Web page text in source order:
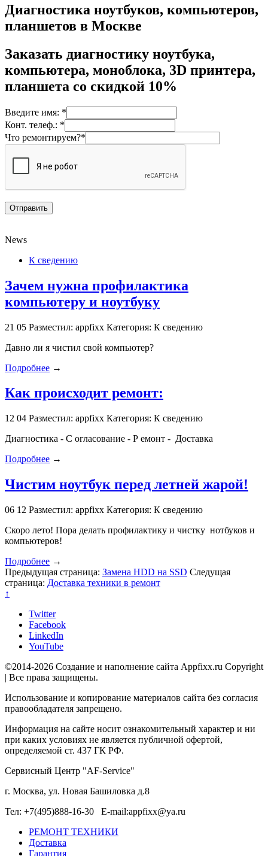
Диагностика ноутбуков, компьютеров,
планшетов в Москве
Заказать диагностику ноутбука,
компьютера, моноблока, 3D принтера,
планшета со скидкой 10%
Введите имя: *
Конт. телеф.: *
Что ремонтируем?*
News
К сведению
Зачем нужна профилактика
компьютеру и ноутбуку
21 05 Разместил: appfixx Категория: К сведению
Давно ли я чистил свой компьютер?
Подробнее →
Как происходит ремонт:
12 04 Разместил: appfixx Категория: К сведению
Диагностика - С огласование - Р емонт - Доставка
Подробнее →
Чистим ноутбук перед летней жарой!
06 12 Разместил: appfixx Категория: К сведению
Скоро лето! Пора делать профилактику и чистку нотбуков и
компьютеров!
Подробнее →
Предыдущая страница: Замена HDD на SSD Следущая
страница: Доставка техники в ремонт
↑
Twitter
Facebook
LinkedIn
YouTube
©2014-2026 Создание и наполнение сайта Appfixx.ru Copyright
| Все права защищены.
Использование и копирование материалов сайта без согласия
правообладателя запрещено.
Информация на сайте носит ознакомительный характер и ни
при каких условиях не является публичной офертой,
определяемой ст. 437 ГК РФ.
Сервисный Центр "AF-Service"
г. Москва, ул. Новая Башиловка д.8
Тел: +7(495)888-16-30 E-mail:appfixx@ya.ru
РЕМОНТ ТЕХНИКИ
Доставка
Гарантия